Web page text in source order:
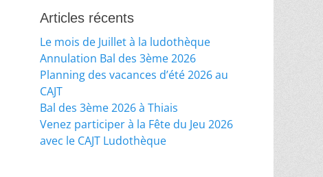
Articles récents
Le mois de Juillet à la ludothèque
Annulation Bal des 3ème 2026
Planning des vacances d’été 2026 au
CAJT
Bal des 3ème 2026 à Thiais
Venez participer à la Fête du Jeu 2026
avec le CAJT Ludothèque